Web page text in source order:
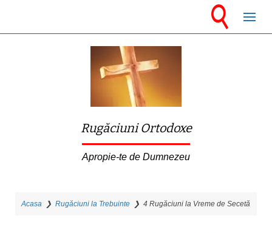
Rugăciuni Ortodoxe
Apropie-te de Dumnezeu
Acasa ❯ Rugăciuni la Trebuinte ❯ 4 Rugăciuni la Vreme de Secetă